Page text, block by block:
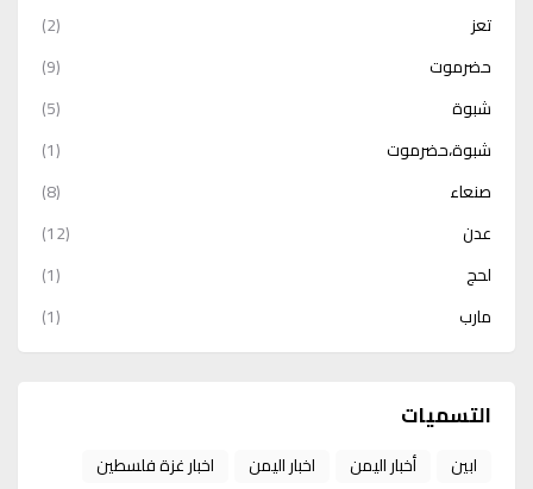
تعز
(2)
حضرموت
(9)
شبوة
(5)
شبوة،حضرموت
(1)
صنعاء
(8)
عدن
(12)
لحج
(1)
مارب
(1)
التسميات
ابين أخبار اليمن اخبار اليمن
اخبار غزة فلسطين